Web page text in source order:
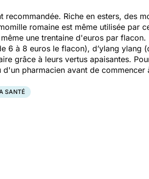
Riche en esters, des
romaine est même utilisée par
une trentaine d'euros par flacon.
6 à 8 euros le flacon), d’ylang ylang
grâce à leurs vertus apaisantes.
pharmacien avant de commencer
SANTÉ